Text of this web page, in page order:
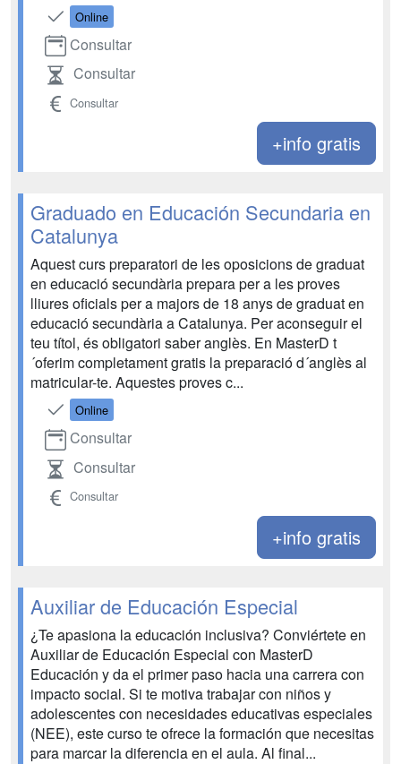
Online
Consultar
Consultar
Consultar
+info gratis
Graduado en Educación Secundaria en
Catalunya
Aquest curs preparatori de les oposicions de graduat
en educació secundària prepara per a les proves
lliures oficials per a majors de 18 anys de graduat en
educació secundària a Catalunya. Per aconseguir el
teu títol, és obligatori saber anglès. En MasterD t
´oferim completament gratis la preparació d´anglès al
matricular-te. Aquestes proves c...
Online
Consultar
Consultar
Consultar
+info gratis
Auxiliar de Educación Especial
¿Te apasiona la educación inclusiva? Conviértete en
Auxiliar de Educación Especial con MasterD
Educación y da el primer paso hacia una carrera con
impacto social. Si te motiva trabajar con niños y
adolescentes con necesidades educativas especiales
(NEE), este curso te ofrece la formación que necesitas
para marcar la diferencia en el aula. Al final...